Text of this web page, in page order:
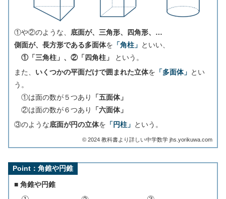
①や②のような、 底面が、三角形、四角形、…
側面が、長方形である多面体を 「角柱」 といい、
①「三角柱」、②「四角柱」
という。
また、 いくつかの平面だけで囲まれた立体を 「多面体」 とい
う。
①は面の数が５つあり
「五面体」
②は面の数が６つあり
「六面体」
③のような底面が円の立体を 「円柱」 という。
©︎ 2024 教科書より詳しい中学数学 jhs.yorikuwa.com
Point：角錐や円錐
■ 角錐や円錐